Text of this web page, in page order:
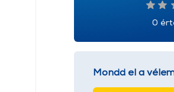
0
Mondd el a